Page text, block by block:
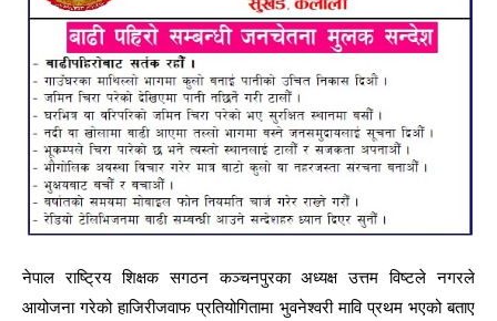
नेपाल राष्ट्रिय शिक्षक सगठन कञ्चनपुरका अध्यक्ष उत्तम विष्टले नगरले
आयोजना गरेको हाजिरीजवाफ प्रतियोगितामा भुवनेश्वरी मावि प्रथम भएको बताए